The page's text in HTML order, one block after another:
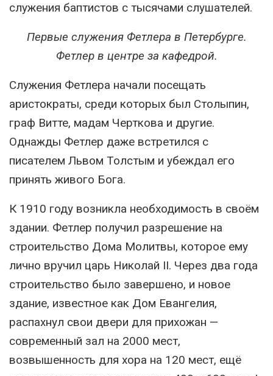
служения баптистов с тысячами слушателей.
Первые служения Фетлера в Петербурге.
Фетлер в центре за кафедрой.
Служения Фетлера начали посещать
аристократы, среди которых был Столыпин,
граф Витте, мадам Черткова и другие.
Однажды Фетлер даже встретился с
писателем Львом Толстым и убеждал его
принять живого Бога.
К 1910 году возникла необходимость в своём
здании. Фетлер получил разрешение на
строительство Дома Молитвы, которое ему
лично вручил царь Николай II. Через два года
строительство было завершено, и новое
здание, известное как Дом Евангелия,
распахнул свои двери для прихожан —
современный зал на 2000 мест,
возвышенность для хора на 120 мест, ещё